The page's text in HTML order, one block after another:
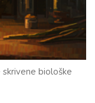
biološke